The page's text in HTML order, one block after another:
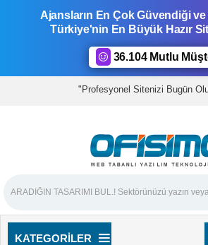
Ajansların En Çok Güvendiği
Türkiye'nin En Büyük Hazır
36.104 Mutlu
"Profesyonel Sitenizi Bugün
KATEGORILER